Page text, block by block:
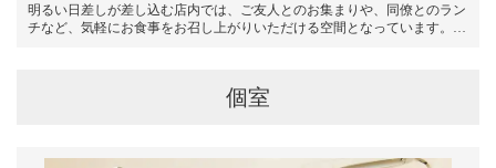
明るい日差しが差し込む店内では、ご友人とのお集まりや、同僚とのラン
チなど、気軽にお食事をお召し上がりいただける空間となっています。大
個室